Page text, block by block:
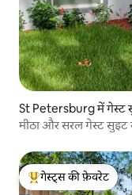
St Petersburg में गेस्ट
मीठा और सरल गेस्ट
गेस्ट्स का टॉप फ़ेवरेट
गेस्ट्स की फ़ेवरेट